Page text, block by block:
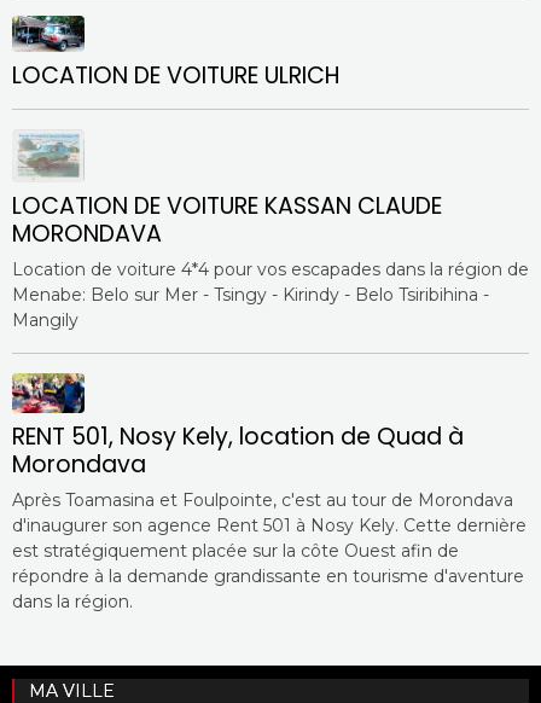
LOCATION DE VOITURE ULRICH
LOCATION DE VOITURE KASSAN CLAUDE
MORONDAVA
Location de voiture 4*4 pour vos escapades dans la région de
Menabe: Belo sur Mer - Tsingy - Kirindy - Belo Tsiribihina -
Mangily
RENT 501, Nosy Kely, location de Quad à
Morondava
Après Toamasina et Foulpointe, c'est au tour de Morondava
d'inaugurer son agence Rent 501 à Nosy Kely. Cette dernière
est stratégiquement placée sur la côte Ouest afin de
répondre à la demande grandissante en tourisme d'aventure
dans la région.
MA VILLE